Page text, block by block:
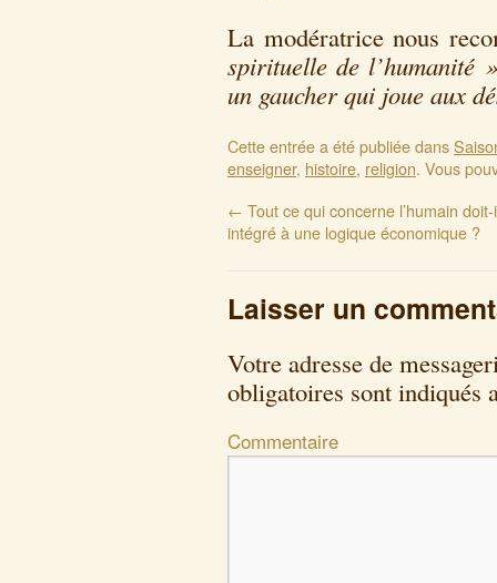
La modératrice nous
spirituelle de l’humanité
un gaucher qui joue aux
Cette entrée a été publiée dans
enseigner, histoire, religion. Vous
← Tout ce qui concerne l’humain
intégré à une logique économique ?
Laisser un
Votre adresse de
obligatoires sont indiqués
Commentaire